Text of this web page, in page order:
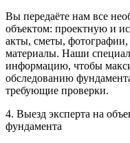
Вы передаёте нам все
объектом: проектную и
акты, сметы,
материалы. Наши
информацию, чтобы
обследованию
требующие проверки.
4. Выезд эксперта на
фундамента